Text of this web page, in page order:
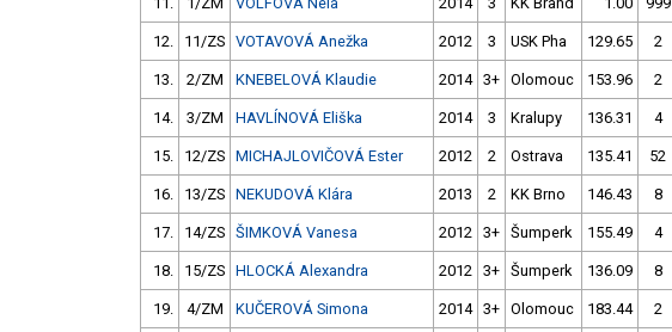
12. 11/ZS VOTAVOVÁ Anežka 2012 3 USK Pha 129.65 2
13. 2/ZM KNEBELOVÁ Klaudie 2014 3+ Olomouc 153.96 2
14. 3/ZM HAVLÍNOVÁ Eliška 2014 3 Kralupy 136.31 4
15. 12/ZS MICHAJLOVIČOVÁ Ester 2012 2 Ostrava 135.41 52
16. 13/ZS NEKUDOVÁ Klára 2013 2 KK Brno 146.43 8
17. 14/ZS ŠIMKOVÁ Vanesa 2012 3+ Šumperk 155.49 4
18. 15/ZS HLOCKÁ Alexandra 2012 3+ Šumperk 136.09 8
19. 4/ZM KUČEROVÁ Simona 2014 3+ Olomouc 183.44 2